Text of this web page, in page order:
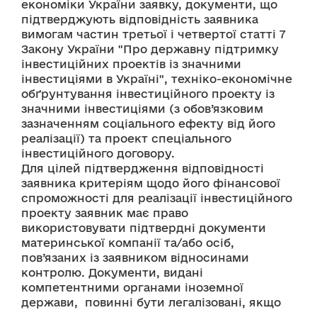
економіки України заявку, документи, що
підтверджують відповідність заявника
вимогам частин третьої і четвертої статті 7
Закону України "Про державну підтримку
інвестиційних проектів із значними
інвестиціями в Україні", техніко-економічне
обґрунтування інвестиційного проекту із
значними інвестиціями (з обов’язковим
зазначенням соціального ефекту від його
реалізації) та проект спеціального
інвестиційного договору.
Для цілей підтвердження відповідності
заявника критеріям щодо його фінансової
спроможності для реалізації інвестиційного
проекту заявник має право
використовувати підтвердні документи
материнської компанії та/або осіб,
пов’язаних із заявником відносинами
контролю. Документи, видані
компетентними органами іноземної
держави,  повинні бути легалізовані, якщо